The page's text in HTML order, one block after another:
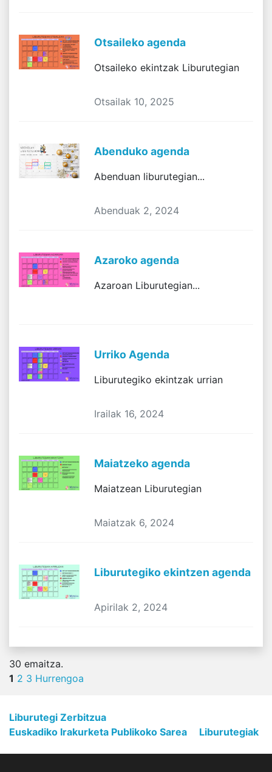
Otsaileko agenda
Otsaileko ekintzak Liburutegian
Otsailak 10, 2025
Abenduko agenda
Abenduan liburutegian...
Abenduak 2, 2024
Azaroko agenda
Azaroan Liburutegian...
Urriko Agenda
Liburutegiko ekintzak urrian
Irailak 16, 2024
Maiatzeko agenda
Maiatzean Liburutegian
Maiatzak 6, 2024
Liburutegiko ekintzen agenda
Apirilak 2, 2024
30 emaitza.
1 2 3 Hurrengoa
Liburutegi Zerbitzua
Euskadiko Irakurketa Publikoko Sarea
Liburutegiak